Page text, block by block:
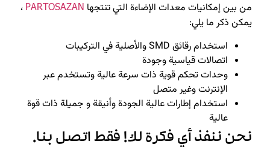
من بين إمكانيات معدات الإضاءة التي تنتجهاPARTOSAZAN ،
يمكن ذكر ما يلي:
استخدام رقائق SMD والأصلية في التركيبات
اتصالات قياسية وجودة
وحدات تحكم قوية ذات سرعة عالية وتستخدم عبر
الإنترنت وغير متصل
استخدام إطارات عالية الجودة وأنيقة و جميلة ذات قوة
عالية
نحن ننفذ أي فكرة لك! فقط اتصل بنا.